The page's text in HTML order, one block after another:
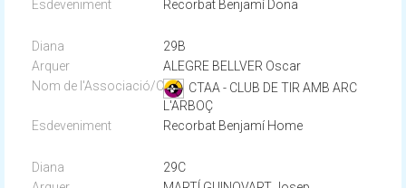
Recorbat Benjamí Dona
29B
ALEGRE BELLVER Oscar
CTAA - CLUB DE TIR AMB ARC
L'ARBOÇ
Recorbat Benjamí Home
29C